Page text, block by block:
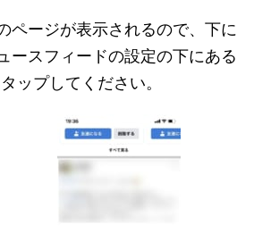
ページが表示されるので、下に
ースフィードの設定の下にある
ップしてください。